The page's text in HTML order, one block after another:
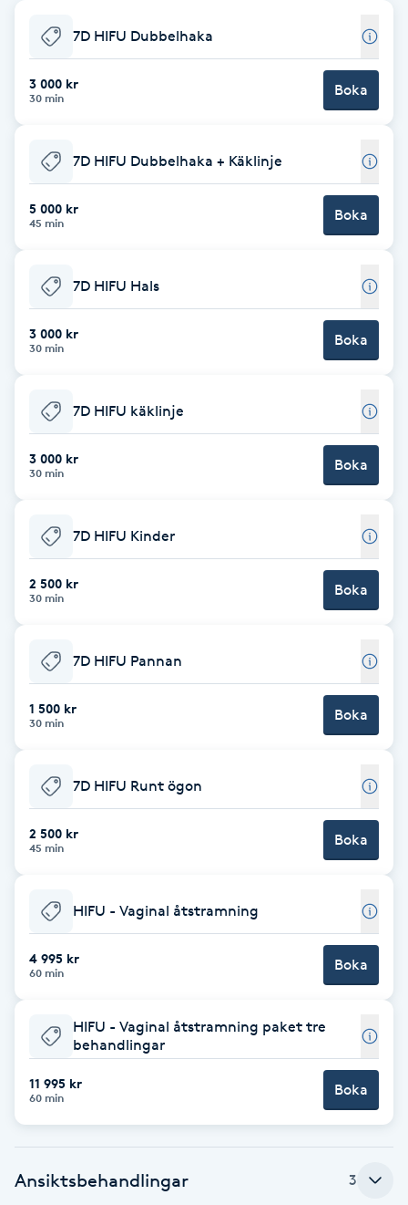
Babylights
Balayage
Barber
BIAB
Blowout
Brynfärgning
Brynplockning
Bröllopsuppsättning
C
Celluliter
Coachning
Diamantslipning
Extensions
Extensions borttagning
7D HIFU Dubbelhaka
3 000 kr
30 min Boka
7D HIFU Dubbelhaka + Käklinje
5 000 kr
45 min Boka
7D HIFU Hals
3 000 kr
30 min Boka
7D HIFU käklinje
3 000 kr
30 min Boka
7D HIFU Kinder
2 500 kr
30 min Boka
7D HIFU Pannan
1 500 kr
30 min Boka
7D HIFU Runt ögon
2 500 kr
45 min Boka
HIFU - Vaginal åtstramning
4 995 kr
60 min Boka
HIFU - Vaginal åtstramning paket tre
behandlingar
11 995 kr
60 min Boka
Ansiktsbehandlingar 3